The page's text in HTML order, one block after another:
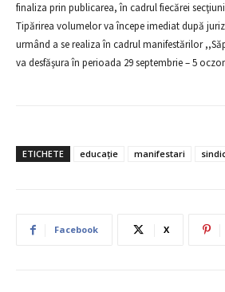
finaliza prin publicarea, în cadrul fiecărei
Tipărirea volumelor va începe imediat după
urmând a se realiza în cadrul manifestărilor
va desfăşura în perioada 29 septembrie – 5
ETICHETE educaţie manifestari
Facebook X